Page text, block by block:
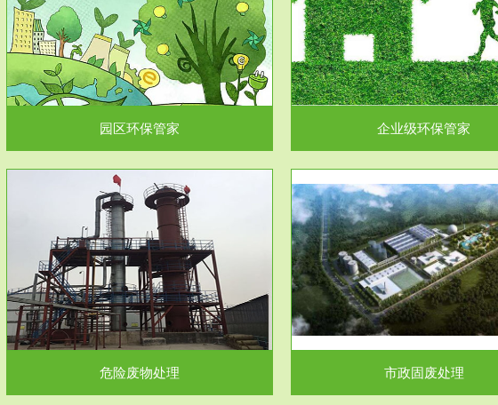
园区环保管家
企业级环保管家
排污许可证作为企业环保执法情况的一个重要依
据，其必要性及合规性...
企业级环保管家
固体危险废物处理
固体废物解释：固体废物是指人们
日常生活和其他活动
危险废物处理
服务范围
市政固废处理
蔚蓝生态环境科技所从事的市政废物处理业务包
括市政废物的处理处...
市政固废处理
服务范围
工作场所职业危害因素检测
【检测评价意义】：全面了解工
害因素分布与浓（强）